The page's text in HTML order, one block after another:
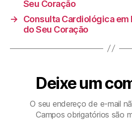
Seu Coração
→
Consulta Cardiológica em
do Seu Coração
Deixe um
O seu endereço de e-mail
Campos obrigatórios são